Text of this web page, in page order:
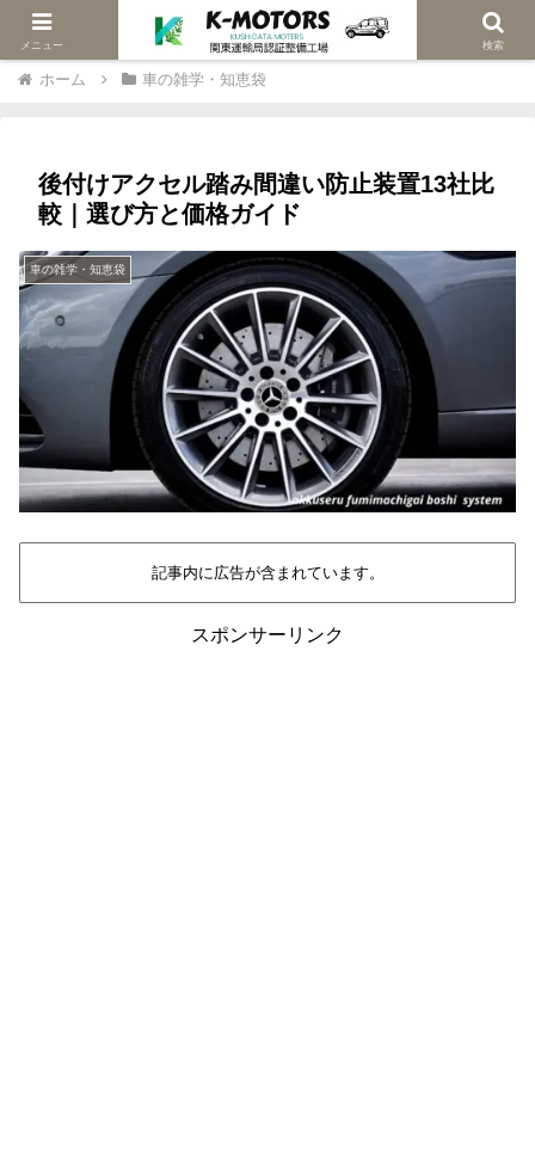
当社は関東陸運局認証車検修理工場です
ホーム 車の雑学・知恵袋
後付けアクセル踏み間違い防止装置13社比
較｜選び方と価格ガイド
車の雑学・知恵袋
記事内に広告が含まれています。
スポンサーリンク
メニュー 検索